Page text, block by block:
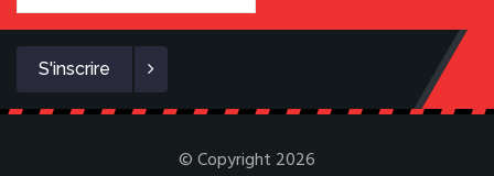
S'inscrire
© Copyright 2026